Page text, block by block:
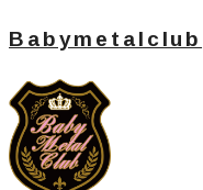
Babymetalclub